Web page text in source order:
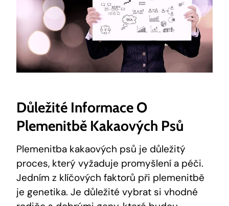
Důležité Informace O
Plemenitbě Kakaových Psů
Plemenitba kakaových psů je důležitý
proces, který vyžaduje promyšlení a péči.
Jedním z klíčových faktorů při plemenitbě
je genetika. Je důležité vybrat si vhodné